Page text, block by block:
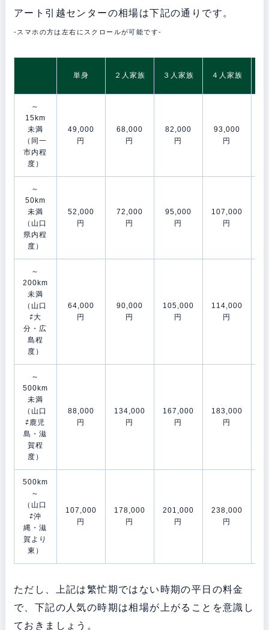
アート引越センターの相場は下記の通りです。
-スマホの方は左右にスクロールが可能です-
単身 ２人家族 ３人家族 ４人家族
～
15km
未満
（同一
市内程
度）
49,000
円
68,000
円
82,000
円
93,000
円
～
50km
未満
（山口
県内程
度）
52,000
円
72,000
円
95,000
円
107,000
円
～
200km
未満
（山口
⇄大
分・広
島程
度）
64,000
円
90,000
円
105,000
円
114,000
円
～
500km
未満
（山口
⇄鹿児
島・滋
賀程
度）
88,000
円
134,000
円
167,000
円
183,000
円
500km
～
（山口
⇄沖
縄・滋
賀より
東）
107,000
円
178,000
円
201,000
円
238,000
円
ただし、上記は繁忙期ではない時期の平日の料金
で、下記の人気の時期は相場が上がることを意識し
ておきましょう。